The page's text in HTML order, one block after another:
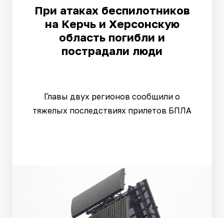
При атаках беспилотников
на Керчь и Херсонскую
область погибли и
пострадали люди
Главы двух регионов сообщили о
тяжелых последствиях прилетов БПЛА